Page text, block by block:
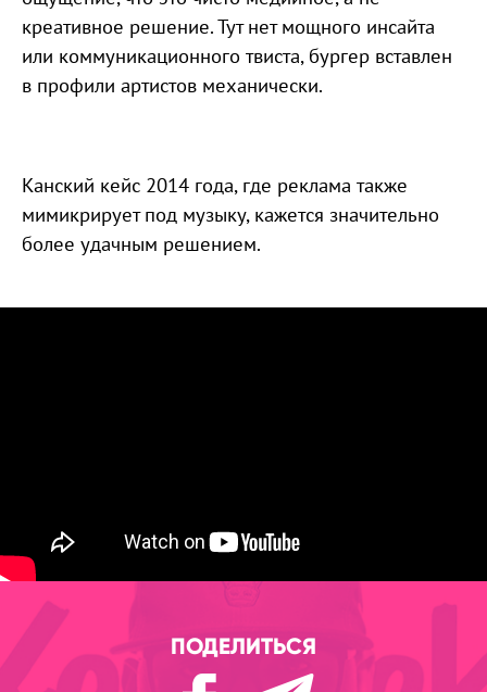
креативное решение. Тут нет мощного инсайта
или коммуникационного твиста, бургер вставлен
в профили артистов механически.
Канский кейс 2014 года, где реклама также
мимикрирует под музыку, кажется значительно
более удачным решением.
ПОДЕЛИТЬСЯ